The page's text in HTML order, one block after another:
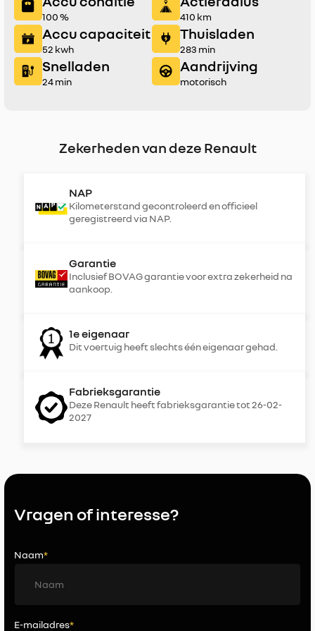
100 % 410 km
Accu capaciteit
52 kwh
Thuisladen
283 min
Snelladen
24 min
Aandrijving
motorisch
Zekerheden van deze Renault
NAP
Kilometerstand gecontroleerd en officieel
geregistreerd via NAP.
Garantie
Inclusief BOVAG garantie voor extra zekerheid na
aankoop.
1e eigenaar
Dit voertuig heeft slechts één eigenaar gehad.
Fabrieksgarantie
Deze Renault heeft fabrieksgarantie tot 26-02-
2027
Vragen of interesse?
Naam*
E-mailadres*